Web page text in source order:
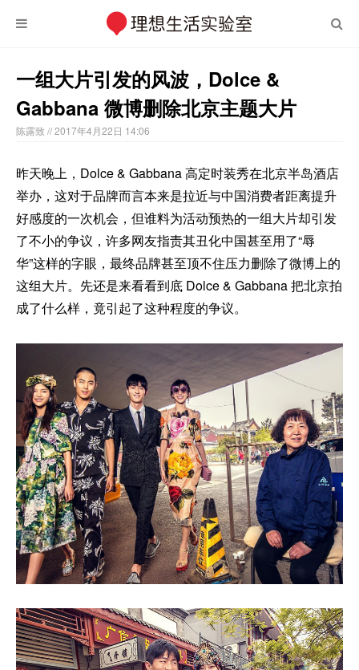
一组大片引发的风波，Dolce &
Gabbana 微博删除北京主题大片
陈露致// 2017年4月22日 14:06
昨天晚上，Dolce & Gabbana 高定时装秀在北京半岛酒店
举办，这对于品牌而言本来是拉近与中国消费者距离提升
好感度的一次机会，但谁料为活动预热的一组大片却引发
了不小的争议，许多网友指责其丑化中国甚至用了“辱
华”这样的字眼，最终品牌甚至顶不住压力删除了微博上的
这组大片。先还是来看看到底 Dolce & Gabbana 把北京拍
成了什么样，竟引起了这种程度的争议。